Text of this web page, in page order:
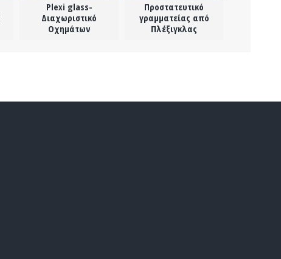
Plexi glass-
Διαχωριστικό
Οχημάτων
Προστατευτικό
γραμματείας από
Πλέξιγκλας